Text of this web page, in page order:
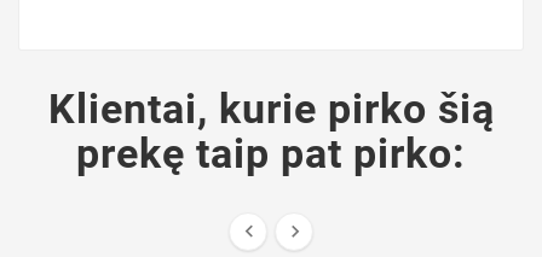
Klientai, kurie pirko šią
prekę taip pat pirko:
 